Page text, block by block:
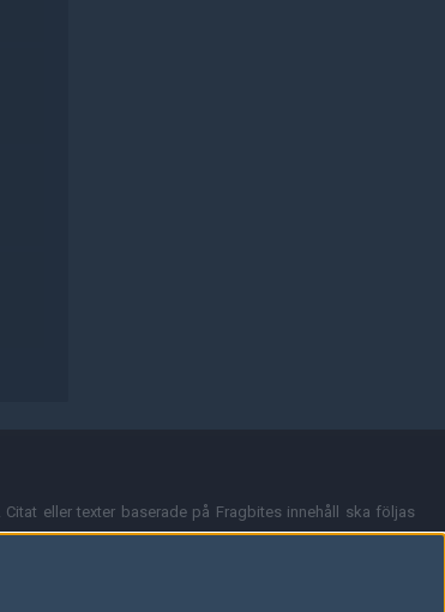
eller texter baserade på Fragbites innehåll ska följas
inte nödvändigtvis med Fragbites åsikter.
iväg ett email till